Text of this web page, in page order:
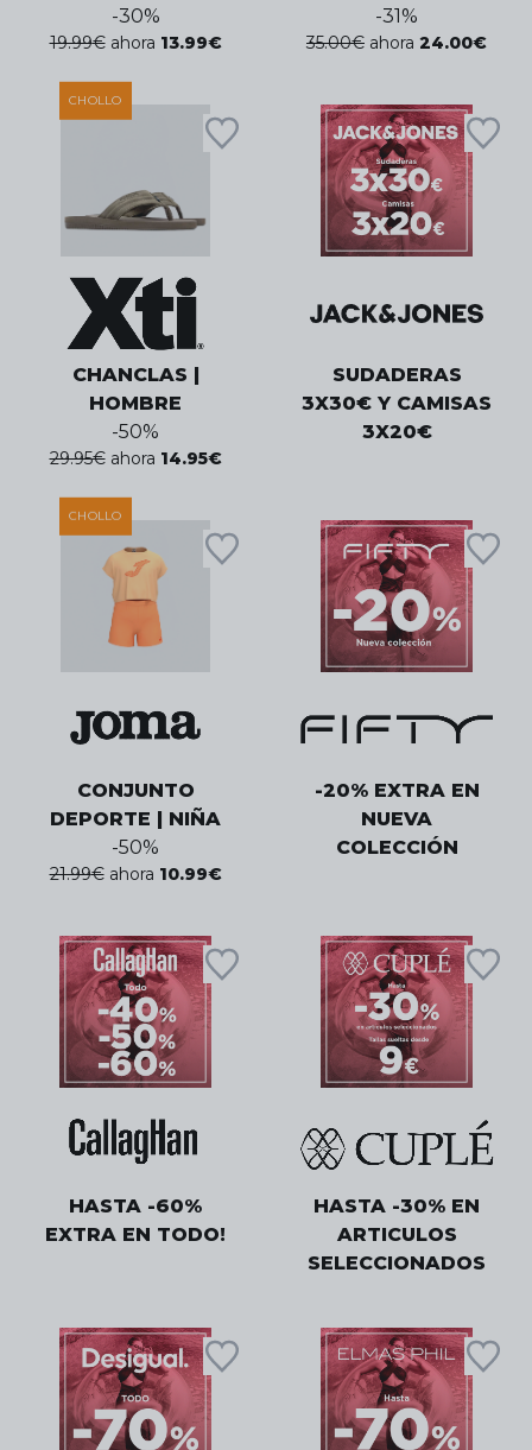
-30%
19.99€ ahora 13.99€
-31%
35.00€ ahora 24.00€
CHOLLO
CHANCLAS |
HOMBRE
-50%
29.95€ ahora 14.95€
SUDADERAS
3X30€ Y CAMISAS
3X20€
CHOLLO
CONJUNTO
DEPORTE | NIÑA
-50%
21.99€ ahora 10.99€
-20% EXTRA EN
NUEVA
COLECCIÓN
HASTA -60%
EXTRA EN TODO!
HASTA -30% EN
ARTICULOS
SELECCIONADOS